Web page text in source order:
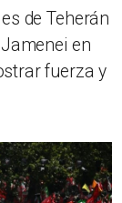
de Teherán
en
fuerza y